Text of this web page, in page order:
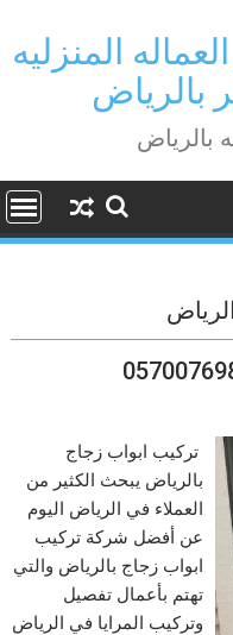
تأجير العماله المنزليه
بالرياض
بالرياض
تركيب ابواب زجاج
بالرياض يبحث الكثير من
العملاء في الرياض اليوم
عن أفضل شركة تركيب
ابواب زجاج بالرياض والتي
تهتم بأعمال تفصيل
وتركيب المرايا في الرياض